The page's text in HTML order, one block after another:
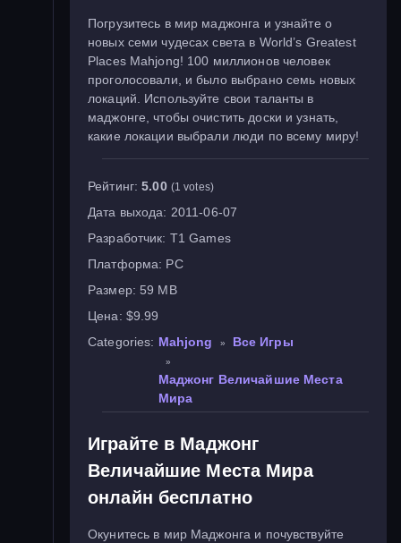
Погрузитесь в мир маджонга и узнайте о
новых семи чудесах света в World’s Greatest
Places Mahjong! 100 миллионов человек
проголосовали, и было выбрано семь новых
локаций. Используйте свои таланты в
маджонге, чтобы очистить доски и узнать,
какие локации выбрали люди по всему миру!
Рейтинг:5.00 (1 votes)
Дата выхода: 2011-06-07
Разработчик: T1 Games
Платформа: PC
Размер: 59 MB
Цена: $9.99
Categories: Mahjong » Все Игры
»
Маджонг Величайшие Места
Мира
Играйте в Маджонг
Величайшие Места Мира
онлайн бесплатно
Окунитесь в мир Маджонга и почувствуйте